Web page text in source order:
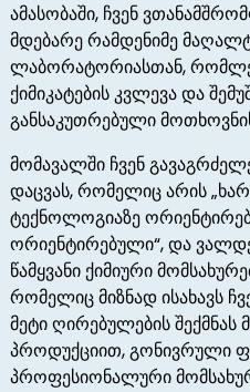
ამასობაში, ჩვენ
მდებარე რამდენიმე
ლაბორატორიასთან,
ქიმიკატების კვლევა და
განსაკუთრებული
მომავალში ჩვენ
დაცვას, რომელიც არის
ტექნოლოგიაზე
ორიენტირებული“, და
წამყვანი ქიმიური
რომელიც მიზნად ისახავს
მეტი ღირებულების შექმნას
პროდუქციით, გონივრული
პროფესიონალური